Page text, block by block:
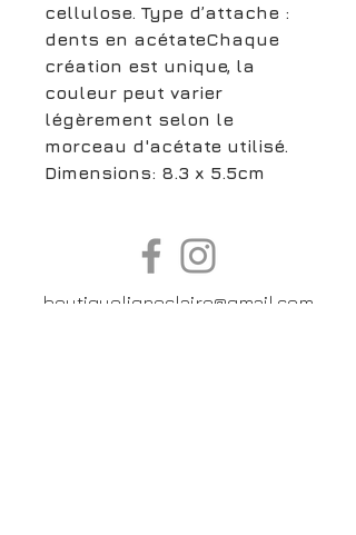
cellulose. Type d’attache :
dents en acétateChaque
création est unique, la
couleur peut varier
légèrement selon le
morceau d'acétate utilisé.
Dimensions: 8.3 x 5.5cm
boutiqueligneclaire@gmail.com